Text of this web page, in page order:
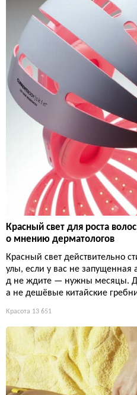
Красный свет для роста
о мнению дерматологов
Красный свет действительно
улы, если у вас не запущенная
д не ждите — нужны месяцы.
а не дешёвые китайские
Красота 13 651